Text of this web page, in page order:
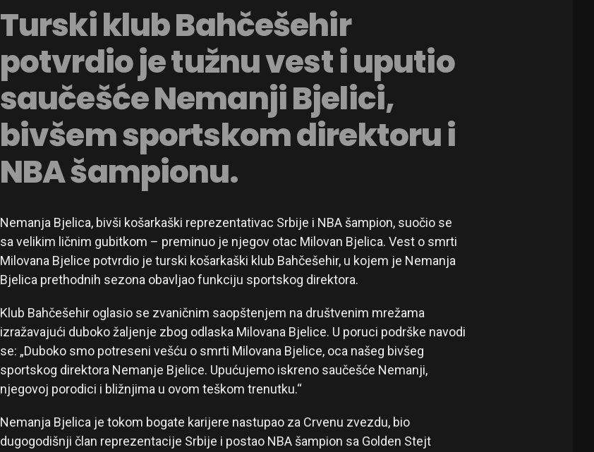
Turski klub Bahčešehir
potvrdio je tužnu vest i uputio
saučešće Nemanji Bjelici,
bivšem sportskom direktoru i
NBA šampionu.
Nemanja Bjelica, bivši košarkaški reprezentativac Srbije i NBA šampion, suočio se
sa velikim ličnim gubitkom – preminuo je njegov otac Milovan Bjelica. Vest o smrti
Milovana Bjelice potvrdio je turski košarkaški klub Bahčešehir, u kojem je Nemanja
Bjelica prethodnih sezona obavljao funkciju sportskog direktora.
Klub Bahčešehir oglasio se zvaničnim saopštenjem na društvenim mrežama
izražavajući duboko žaljenje zbog odlaska Milovana Bjelice. U poruci podrške navodi
se: „Duboko smo potreseni vešću o smrti Milovana Bjelice, oca našeg bivšeg
sportskog direktora Nemanje Bjelice. Upućujemo iskreno saučešće Nemanji,
njegovoj porodici i bližnjima u ovom teškom trenutku.“
Nemanja Bjelica je tokom bogate karijere nastupao za Crvenu zvezdu, bio
dugogodišnji član reprezentacije Srbije i postao NBA šampion sa Golden Stejt